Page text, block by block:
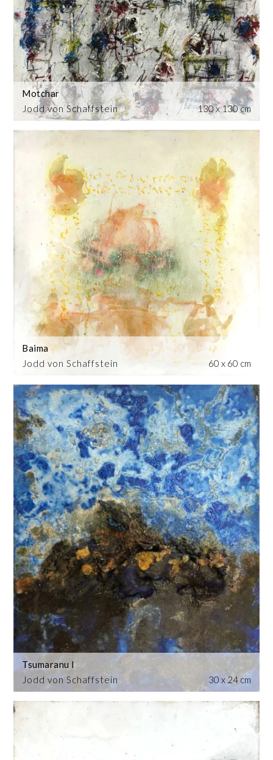
Jodd von Schaffstein
Motchar
130 x 130 cm
Jodd von Schaffstein
Baima
60 x 60 cm
Jodd von Schaffstein
Tsumaranu I
30 x 24 cm